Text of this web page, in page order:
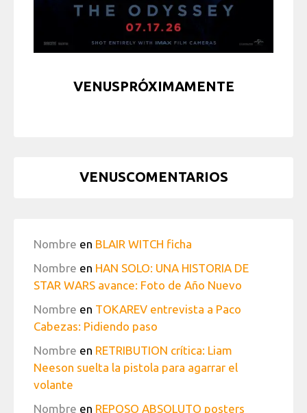
VENUSPRÓXIMAMENTE
VENUSCOMENTARIOS
Nombre en BLAIR WITCH ficha
Nombre en HAN SOLO: UNA HISTORIA DE
STAR WARS avance: Foto de Año Nuevo
Nombre en TOKAREV entrevista a Paco
Cabezas: Pidiendo paso
Nombre en RETRIBUTION crítica: Liam
Neeson suelta la pistola para agarrar el
volante
Nombre en REPOSO ABSOLUTO posters